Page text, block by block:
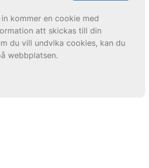
kommer en cookie med
att skickas till din
du vill undvika cookies, kan du
webbplatsen.